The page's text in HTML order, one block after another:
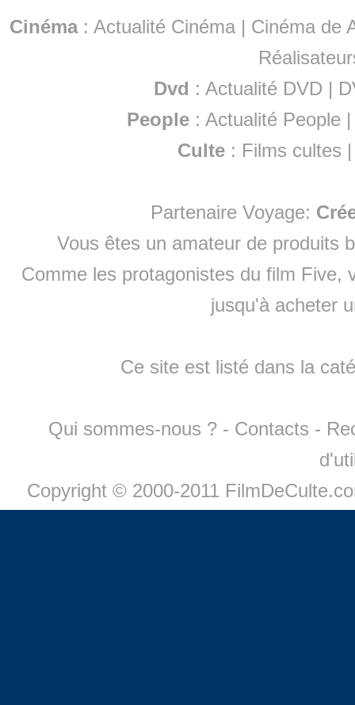
Cinéma: Actualité Cinéma | Cinéma de
Dvd : Actualité DVD |
People :Actualité People
Culte : Films cultes
Partenaire Voyage:
Vous êtes un amateur de produits
Comme les protagonistes du film Five,
jusqu'à acheter
Ce site est listé dans la
Qui sommes-nous ? - Contacts -
Copyright © 2000-2011